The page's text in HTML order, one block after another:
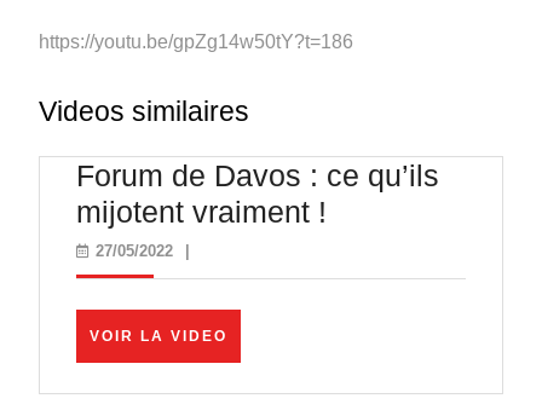
https://youtu.be/gpZg14w50tY?t=186
Videos similaires
Forum de Davos : ce qu’ils
mijotent vraiment !
Davos
qu’ils
27/05/202227/05/2022
VOIR LA VIDEO